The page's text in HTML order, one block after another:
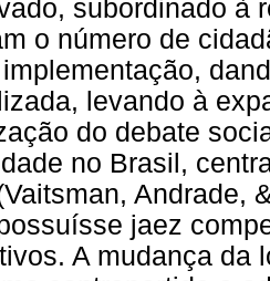
subordinado à
o número de
levando à
do debate
no Brasil,
Andrade,
jaez
A mudança da